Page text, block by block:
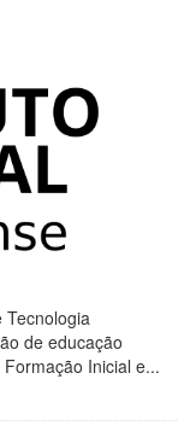
Tecnologia
de educação
Inicial e...